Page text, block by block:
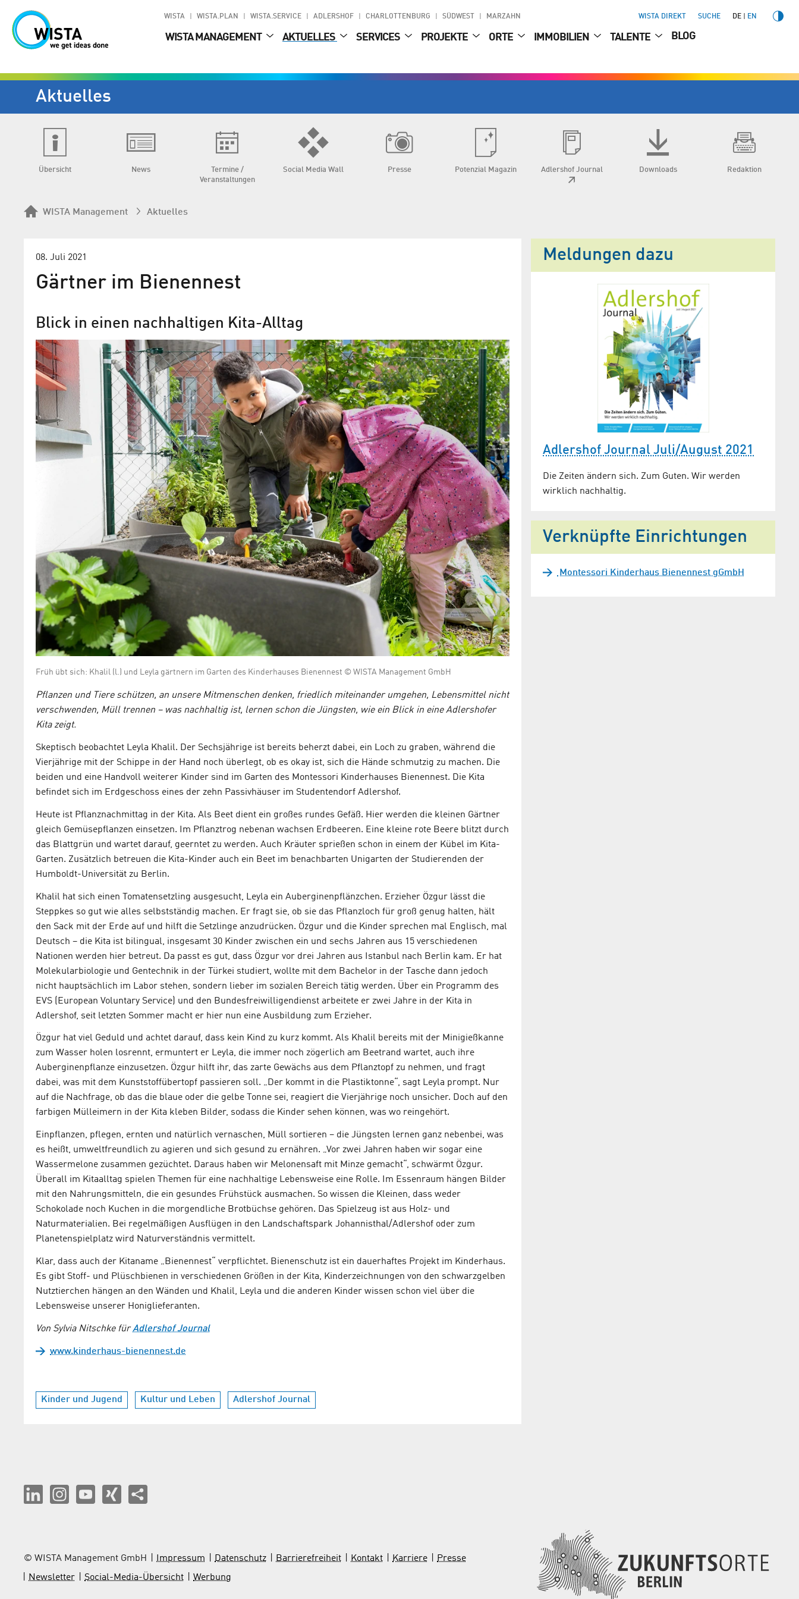
WISTA WISTA.PLAN WISTA.SERVICE ADLERSHOF CHARLOTTENBURG SÜDWEST MARZAHN WISTA DIREKT SUCHE DE EN
WISTA MANAGEMENT AKTUELLES SERVICES PROJEKTE ORTE IMMOBILIEN TALENTE BLOG
Aktuelles
Übersicht News
Termine /
Veranstaltungen
Social Media Wall Presse Potenzial Magazin Adlershof Journal Downloads Redaktion
WISTA Management Aktuelles
08. Juli 2021
Gärtner im Bienennest
Blick in einen nachhaltigen Kita-Alltag
Früh übt sich: Khalil (l.) und Leyla gärtnern im Garten des Kinderhauses Bienennest © WISTA Management GmbH
Pflanzen und Tiere schützen, an unsere Mitmenschen denken, friedlich miteinander umgehen, Lebensmittel nicht
verschwenden, Müll trennen – was nachhaltig ist, lernen schon die Jüngsten, wie ein Blick in eine Adlershofer
Kita zeigt.
Skeptisch beobachtet Leyla Khalil. Der Sechsjährige ist bereits beherzt dabei, ein Loch zu graben, während die
Vierjährige mit der Schippe in der Hand noch überlegt, ob es okay ist, sich die Hände schmutzig zu machen. Die
beiden und eine Handvoll weiterer Kinder sind im Garten des Montessori Kinderhauses Bienennest. Die Kita
befindet sich im Erdgeschoss eines der zehn Passivhäuser im Studentendorf Adlershof.
Heute ist Pflanznachmittag in der Kita. Als Beet dient ein großes rundes Gefäß. Hier werden die kleinen Gärtner
gleich Gemüsepflanzen einsetzen. Im Pflanztrog nebenan wachsen Erdbeeren. Eine kleine rote Beere blitzt durch
das Blattgrün und wartet darauf, geerntet zu werden. Auch Kräuter sprießen schon in einem der Kübel im Kita-
Garten. Zusätzlich betreuen die Kita-Kinder auch ein Beet im benachbarten Unigarten der Studierenden der
Humboldt-Universität zu Berlin.
Khalil hat sich einen Tomatensetzling ausgesucht, Leyla ein Auberginenpflänzchen. Erzieher Özgur lässt die
Steppkes so gut wie alles selbstständig machen. Er fragt sie, ob sie das Pflanzloch für groß genug halten, hält
den Sack mit der Erde auf und hilft die Setzlinge anzudrücken. Özgur und die Kinder sprechen mal Englisch, mal
Deutsch – die Kita ist bilingual, insgesamt 30 Kinder zwischen ein und sechs Jahren aus 15 verschiedenen
Nationen werden hier betreut. Da passt es gut, dass Özgur vor drei Jahren aus Istanbul nach Berlin kam. Er hat
Molekularbiologie und Gentechnik in der Türkei studiert, wollte mit dem Bachelor in der Tasche dann jedoch
nicht hauptsächlich im Labor stehen, sondern lieber im sozialen Bereich tätig werden. Über ein Programm des
EVS (European Voluntary Service) und den Bundesfreiwilligendienst arbeitete er zwei Jahre in der Kita in
Adlershof, seit letzten Sommer macht er hier nun eine Ausbildung zum Erzieher.
Özgur hat viel Geduld und achtet darauf, dass kein Kind zu kurz kommt. Als Khalil bereits mit der Minigießkanne
zum Wasser holen losrennt, ermuntert er Leyla, die immer noch zögerlich am Beetrand wartet, auch ihre
Auberginenpflanze einzusetzen. Özgur hilft ihr, das zarte Gewächs aus dem Pflanztopf zu nehmen, und fragt
dabei, was mit dem Kunststoffübertopf passieren soll. „Der kommt in die Plastiktonne“, sagt Leyla prompt. Nur
auf die Nachfrage, ob das die blaue oder die gelbe Tonne sei, reagiert die Vierjährige noch unsicher. Doch auf den
farbigen Mülleimern in der Kita kleben Bilder, sodass die Kinder sehen können, was wo reingehört.
Einpflanzen, pflegen, ernten und natürlich vernaschen, Müll sortieren – die Jüngsten lernen ganz nebenbei, was
es heißt, umweltfreundlich zu agieren und sich gesund zu ernähren. „Vor zwei Jahren haben wir sogar eine
Wassermelone zusammen gezüchtet. Daraus haben wir Melonensaft mit Minze gemacht“, schwärmt Özgur.
Überall im Kitaalltag spielen Themen für eine nachhaltige Lebensweise eine Rolle. Im Essenraum hängen Bilder
mit den Nahrungsmitteln, die ein gesundes Frühstück ausmachen. So wissen die Kleinen, dass weder
Schokolade noch Kuchen in die morgendliche Brotbüchse gehören. Das Spielzeug ist aus Holz- und
Naturmaterialien. Bei regelmäßigen Ausflügen in den Landschaftspark Johannisthal/Adlershof oder zum
Planetenspielplatz wird Naturverständnis vermittelt.
Klar, dass auch der Kitaname „Bienennest“ verpflichtet. Bienenschutz ist ein dauerhaftes Projekt im Kinderhaus.
Es gibt Stoff- und Plüschbienen in verschiedenen Größen in der Kita, Kinderzeichnungen von den schwarzgelben
Nutztierchen hängen an den Wänden und Khalil, Leyla und die anderen Kinder wissen schon viel über die
Lebensweise unserer Honiglieferanten.
Von Sylvia Nitschke fürAdlershof Journal
www.kinderhaus-bienennest.de
Kinder und Jugend Kultur und Leben Adlershof Journal
Meldungen dazu
Adlershof Journal Juli/August 2021
Die Zeiten ändern sich. Zum Guten. Wir werden
wirklich nachhaltig.
Verknüpfte Einrichtungen
Montessori Kinderhaus Bienennest gGmbH
© WISTA Management GmbH Impressum Datenschutz Barrierefreiheit Kontakt Karriere
Presse
Newsletter
Social-Media-Übersicht Werbung